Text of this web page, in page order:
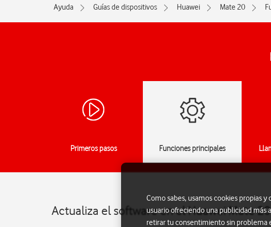
Ayuda Guías de dispositivos Huawei Mate 20
Primeros pasos Funciones principales
Actualiza el software en el Huawei Mate
Como sabes, usamos cookies propias
usuario ofreciendo una publicidad más
retirar tu consentimiento sin problema